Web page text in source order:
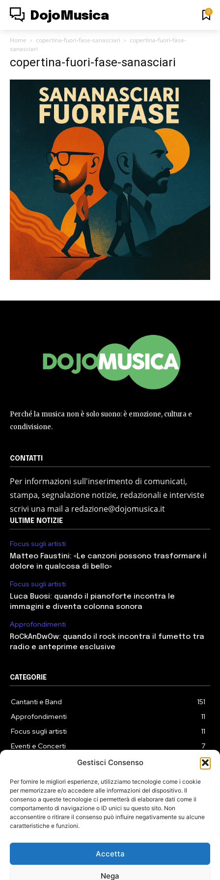
Gestisci Consenso
Per fornire le migliori esperienze, utilizziamo tecnologie come i cookie
per memorizzare e/o accedere alle informazioni del dispositivo. Il
consenso a queste tecnologie ci permetterà di elaborare dati come il
comportamento di navigazione o ID unici su questo sito. Non
acconsentire o ritirare il consenso può influire negativamente su alcune
caratteristiche e funzioni.
Accetta
Nega
DojoMusica 0
Home copertina-fuori-fase-sanasciari
copertina-fuori-fase-
sanasciari
copertina-fuori-fase-sanasciari
Perché la musica non è solo suono: è emozione, cultura e
condivisione.
CONTATTI
Per informazioni sull'inserimento di comunicati,
stampa, segnalazione notizie, redazionali e interviste
scrivi una mail a redazione@dojomusica.it
ULTIME NOTIZIE
Focus sugli artisti
Matteo Faustini: «Le canzoni possono trasformare il
dolore in qualcosa di bello»
Focus sugli artisti
Luca Buosi: quando il pianoforte incontra le
immagini e diventa colonna sonora
Approfondimenti
RoCkAnDwOw: quando il rock incontra il fumetto tra
radio e anteprime esclusive
CATEGORIE
Cantanti e Band
151
Approfondimenti
11
Focus sugli artisti
11
Eventi e Concerti
7
3
COOKIE POLICY (UE)
Sede legale in Via Alessio Baldovinetti 13 - 00142 - Roma - P.Iva: